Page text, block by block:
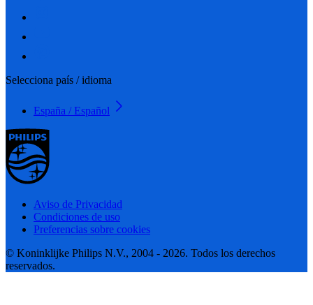
Selecciona país / idioma
España / Español
Aviso de Privacidad
Condiciones de uso
Preferencias sobre cookies
© Koninklijke Philips N.V., 2004 - 2026. Todos los derechos
reservados.